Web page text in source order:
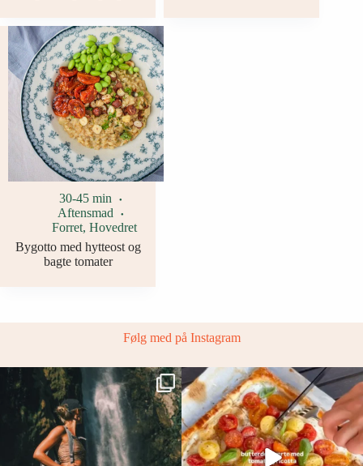
30-45 min
Aftensmad
Forret, Hovedret
Bygotto med hytteost og
bagte tomater
Følg med på Instagram